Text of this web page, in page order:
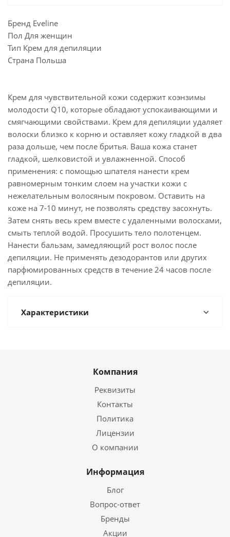
Бренд Eveline
Пол Для женщин
Тип Крем для депиляции
Страна Польша
Крем для чувствительной кожи содержит коэнзимы
молодости Q10, которые обладают успокаивающими и
смягчающими свойствами. Крем для депиляции удаляет
волоски близко к корню и оставляет кожу гладкой в два
раза дольше, чем после бритья. Ваша кожа станет
гладкой, шелковистой и увлажненной. Способ
применения: с помощью шпателя нанести крем
равномерным тонким слоем на участки кожи с
нежелательным волосяным покровом. Оставить на
коже на 7-10 минут, не позволять средству засохнуть.
Затем снять весь крем вместе с удаленными волосками,
смыть теплой водой. Просушить тело полотенцем.
Нанести бальзам, замедляющий рост волос после
депиляции. Не применять дезодорантов или других
парфюмированных средств в течение 24 часов после
депиляции.
Характеристики
Компания
Реквизиты
Контакты
Политика
Лицензии
О компании
Информация
Блог
Вопрос-ответ
Бренды
Акции